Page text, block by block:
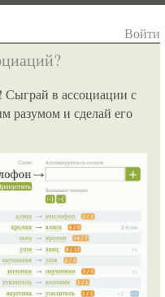
Войти
Сыграй в ассоциации с
разумом и сделай его